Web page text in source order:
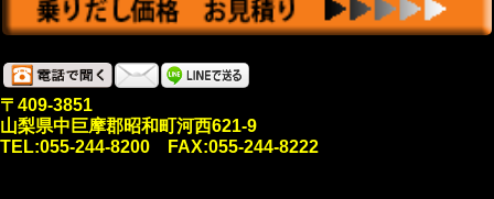
〒409-3851
山梨県中巨摩郡昭和町河西621-9
TEL:055-244-8200 FAX:055-244-8222